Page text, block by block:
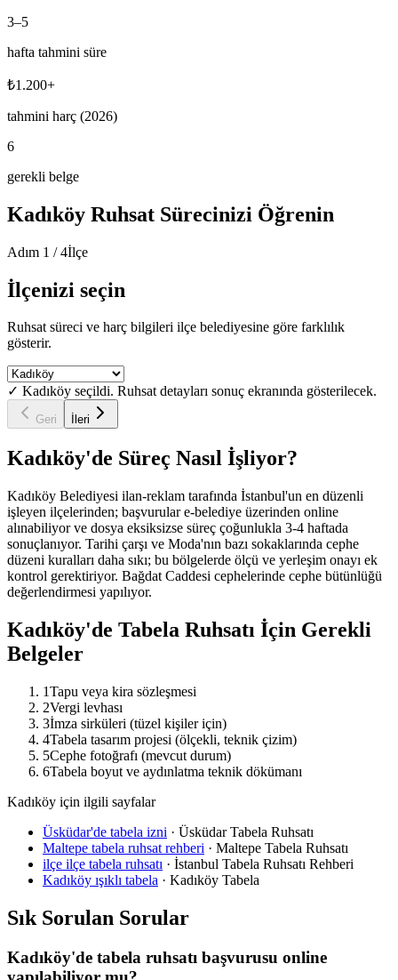
3–5
hafta tahmini süre
₺1.200+
tahmini harç (2026)
6
gerekli belge
Kadıköy Ruhsat Sürecinizi Öğrenin
Adım 1 /4İlçe
İlçenizi seçin
Ruhsat süreci ve harç bilgileri ilçe belediyesine göre farklılık
gösterir.
✓ Kadıköy seçildi. Ruhsat detayları sonuç ekranında gösterilecek.
Geri İleri
Kadıköy'de Süreç Nasıl İşliyor?
Kadıköy Belediyesi ilan-reklam tarafında İstanbul'un en düzenli
işleyen ilçelerinden; başvurular e-belediye üzerinden online
alınabiliyor ve dosya eksiksizse süreç çoğunlukla 3-4 haftada
sonuçlanıyor. Tarihi çarşı ve Moda'nın bazı sokaklarında cephe
düzeni kuralları daha sıkı; bu bölgelerde ölçü ve yerleşim onayı ek
kontrol gerektiriyor. Bağdat Caddesi cephelerinde cephe bütünlüğü
değerlendirmesi yapılıyor.
Kadıköy'de Tabela Ruhsatı İçin Gerekli
Belgeler
1Tapu veya kira sözleşmesi
2Vergi levhası
3İmza sirküleri (tüzel kişiler için)
4Tabela tasarım projesi (ölçekli, teknik çizim)
5Cephe fotoğrafı (mevcut durum)
6Tabela boyut ve aydınlatma teknik dökümanı
Kadıköy için ilgili sayfalar
Üsküdar'de tabela izni · Üsküdar Tabela Ruhsatı
Maltepe tabela ruhsat rehberi · Maltepe Tabela Ruhsatı
ilçe ilçe tabela ruhsatı · İstanbul Tabela Ruhsatı Rehberi
Kadıköy ışıklı tabela · Kadıköy Tabela
Sık Sorulan Sorular
Kadıköy'de tabela ruhsatı başvurusu online